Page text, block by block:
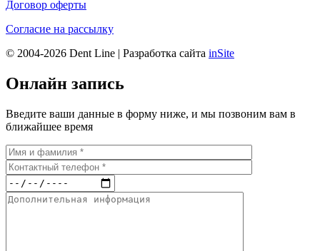
Договор оферты
Согласие на рассылку
© 2004-2026 Dent Line | Разработка сайта inSite
Онлайн запись
Введите ваши данные в форму ниже, и мы позвоним вам в
ближайшее время